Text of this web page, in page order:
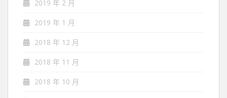
2019 年 2 月
2019 年 1 月
2018 年 12 月
2018 年 11 月
2018 年 10 月